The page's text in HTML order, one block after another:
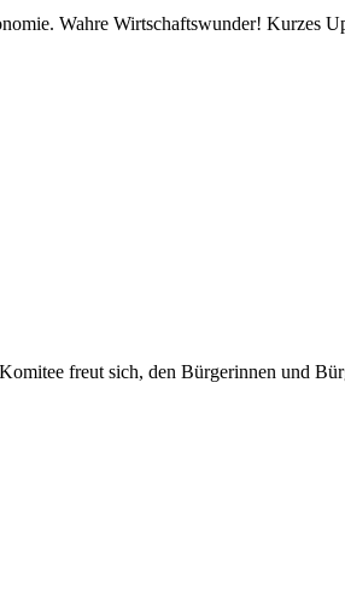
Wahre Wirtschaftswunder! Kurzes
freut sich, den Bürgerinnen und